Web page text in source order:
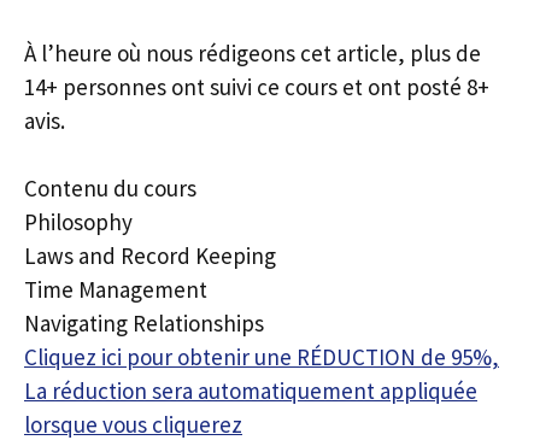
À l’heure où nous rédigeons cet article, plus de
14+ personnes ont suivi ce cours et ont posté 8+
avis.
Contenu du cours
Philosophy
Laws and Record Keeping
Time Management
Navigating Relationships
Cliquez ici pour obtenir une RÉDUCTION de 95%,
La réduction sera automatiquement appliquée
lorsque vous cliquerez